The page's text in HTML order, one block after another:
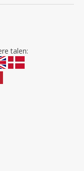
talen: